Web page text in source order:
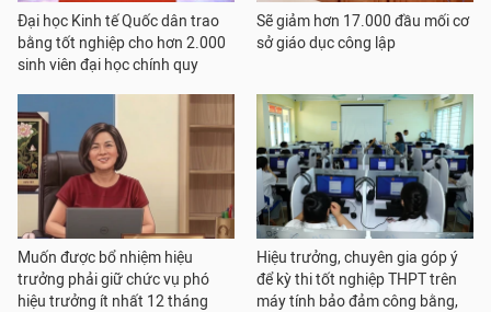
Đại học Kinh tế Quốc dân trao
bằng tốt nghiệp cho hơn 2.000
sinh viên đại học chính quy
Sẽ giảm hơn 17.000 đầu mối cơ
sở giáo dục công lập
Muốn được bổ nhiệm hiệu
trưởng phải giữ chức vụ phó
hiệu trưởng ít nhất 12 tháng
Hiệu trưởng, chuyên gia góp ý
để kỳ thi tốt nghiệp THPT trên
máy tính bảo đảm công bằng,